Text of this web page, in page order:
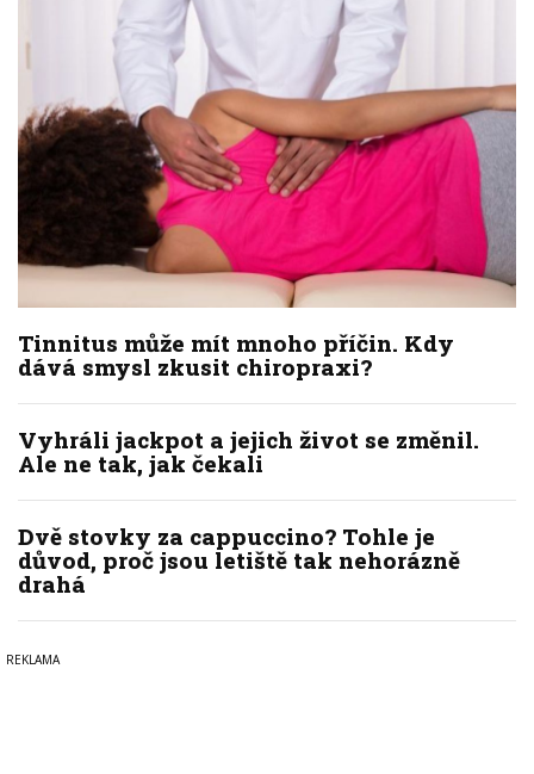
Tinnitus může mít mnoho příčin. Kdy
dává smysl zkusit chiropraxi?
Vyhráli jackpot a jejich život se změnil.
Ale ne tak, jak čekali
Dvě stovky za cappuccino? Tohle je
důvod, proč jsou letiště tak nehorázně
drahá